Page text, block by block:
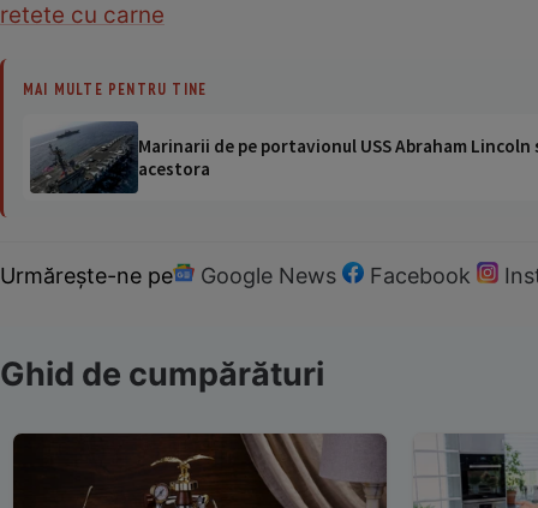
retete cu carne
MAI MULTE PENTRU TINE
Marinarii de pe portavionul USS Abraham
acestora
Urmărește-ne pe Google News Facebook
Ghid de cumpărături